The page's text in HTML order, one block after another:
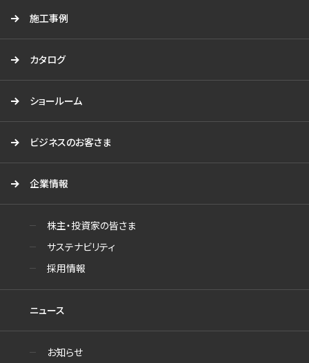
施工事例
カタログ
ショールーム
ビジネスのお客さま
企業情報
株主・投資家の皆さま
サステナビリティ
採用情報
ニュース
お知らせ